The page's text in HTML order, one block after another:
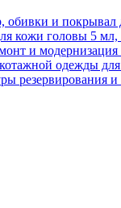
обивки и
кожи головы 5
и
одежды
резервирования и